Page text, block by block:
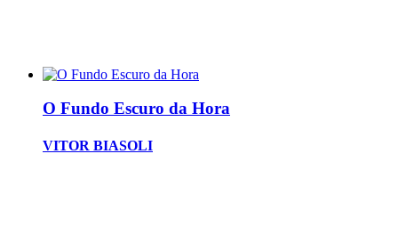
O Fundo Escuro da Hora
VITOR BIASOLI